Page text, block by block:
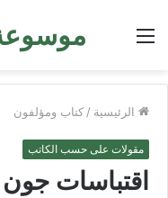
القائمة
الرئيسية / كتاب ومؤلفون
مقولات على حسب الكاتب
اقتباسات